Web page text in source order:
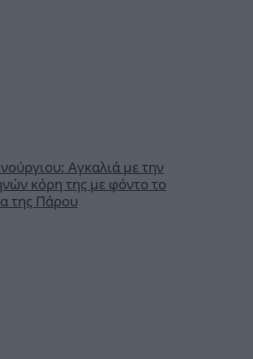
Αγκαλιά με την
κόρη της με φόντο το
της Πάρου